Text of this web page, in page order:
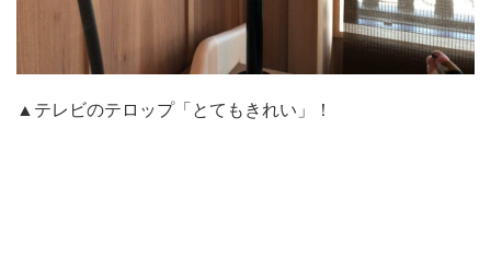
▲テレビのテロップ「とてもきれい」！